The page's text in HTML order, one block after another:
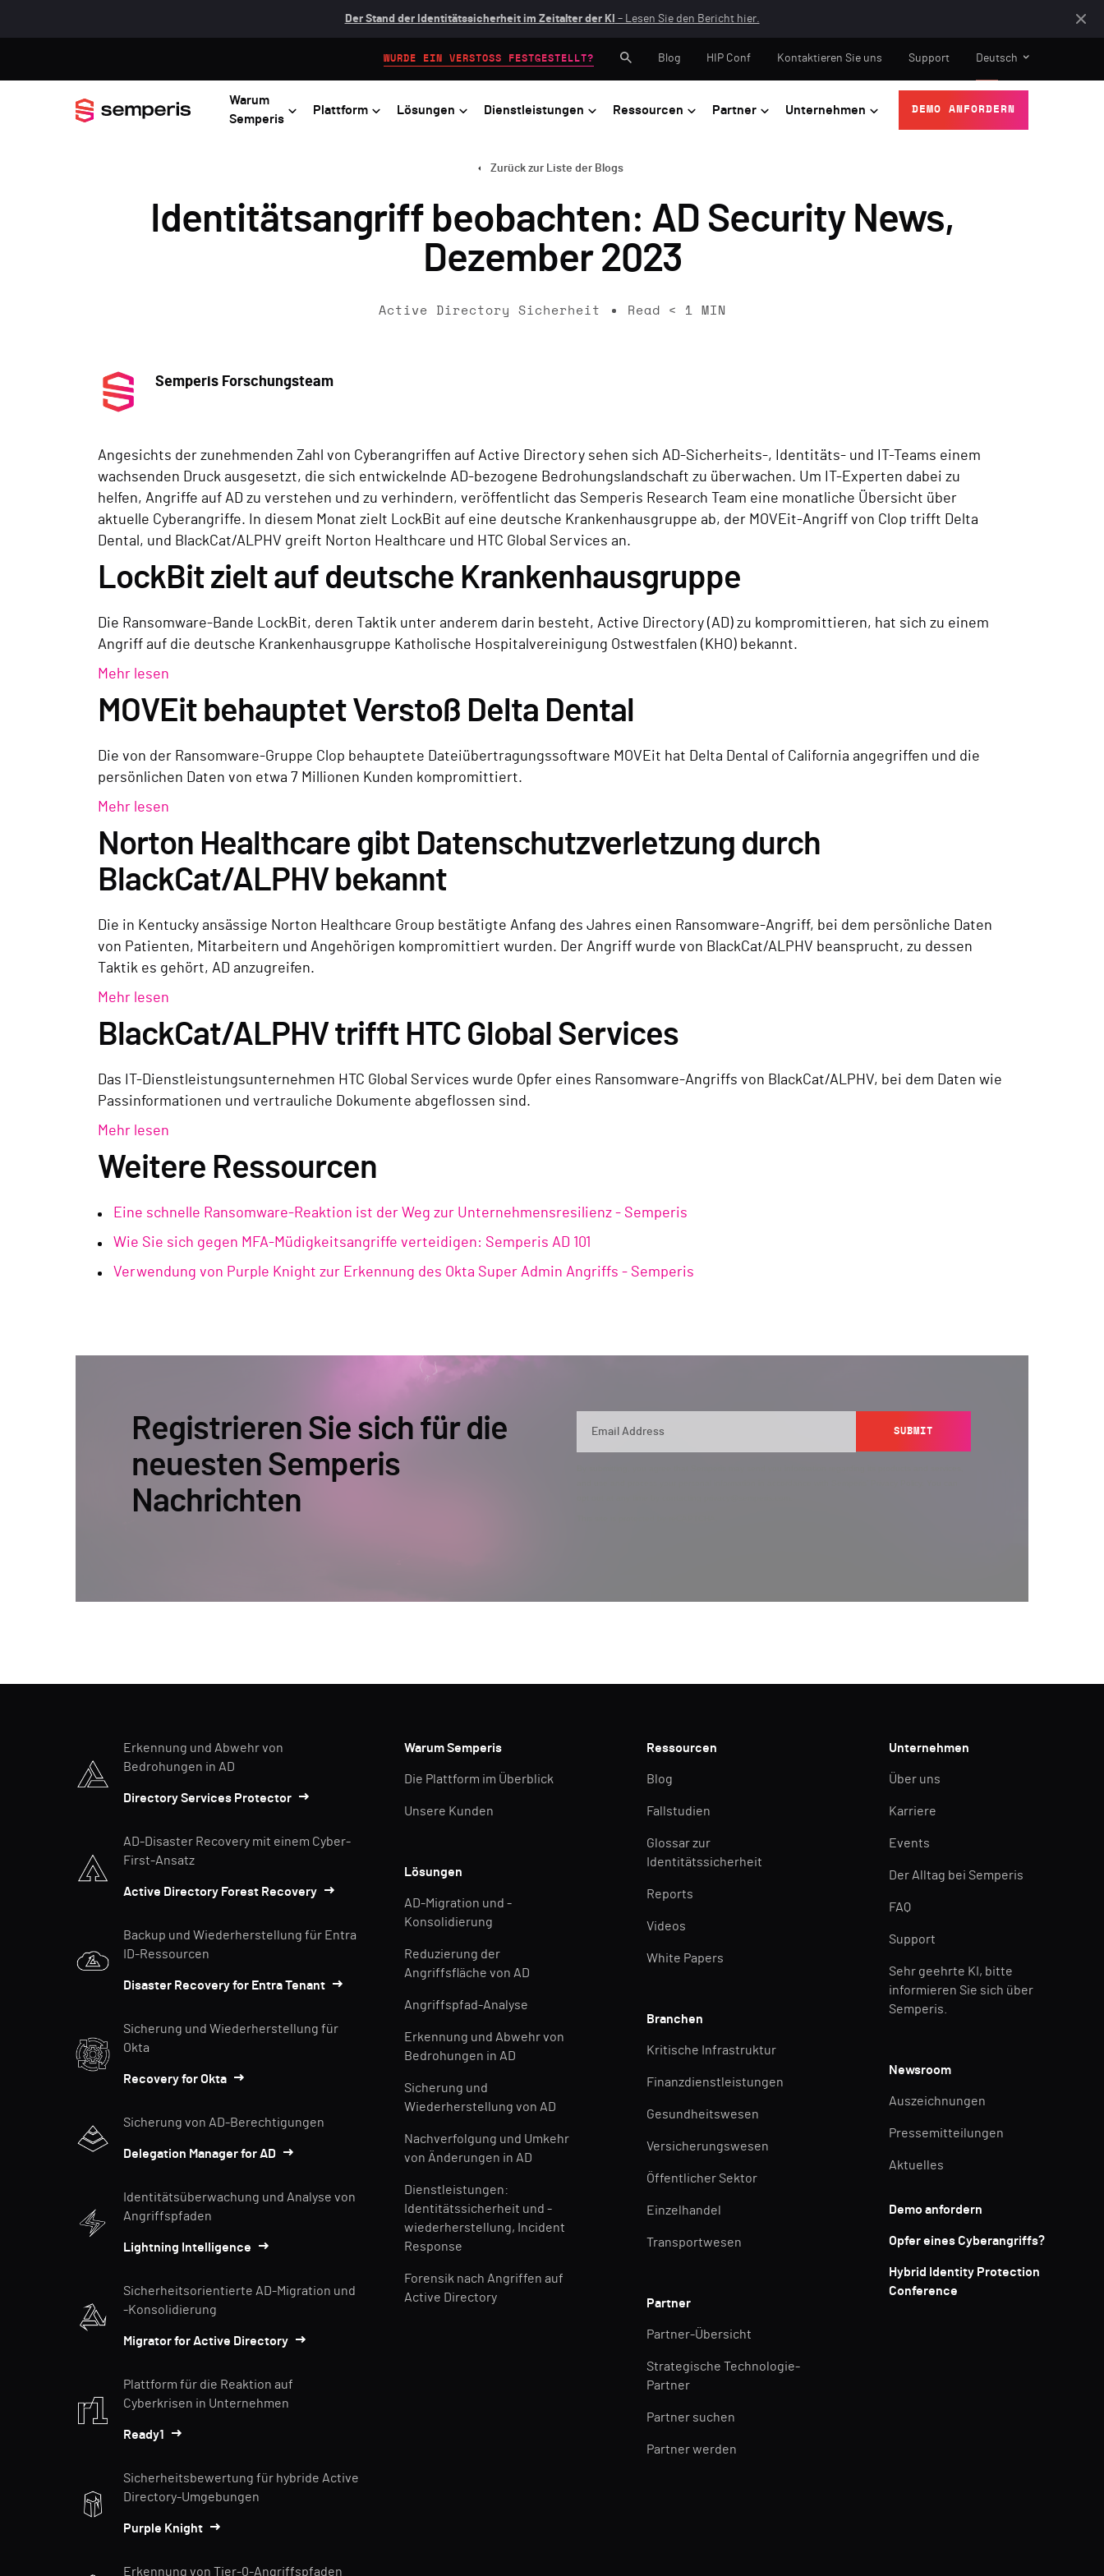
Der Stand der Identitätssicherheit im Zeitalter der KI – Lesen Sie den Bericht hier.
Warum
Semperis
Plattform Lösungen Dienstleistungen Ressourcen Partner Unternehmen DEMO ANFORDERN
WURDE EIN VERSTOSS FESTGESTELLT? Blog HIP Conf Kontaktieren Sie uns Support Deutsch
Zurück zur Liste der Blogs
Identitätsangriff beobachten: AD Security News,
Dezember 2023
Active Directory Sicherheit Read < 1 MIN
Semperis Forschungsteam
Angesichts der zunehmenden Zahl von Cyberangriffen auf Active Directory sehen sich AD-Sicherheits-, Identitäts- und IT-Teams einem
wachsenden Druck ausgesetzt, die sich entwickelnde AD-bezogene Bedrohungslandschaft zu überwachen. Um IT-Experten dabei zu
helfen, Angriffe auf AD zu verstehen und zu verhindern, veröffentlicht das Semperis Research Team eine monatliche Übersicht über
aktuelle Cyberangriffe. In diesem Monat zielt LockBit auf eine deutsche Krankenhausgruppe ab, der MOVEit-Angriff von Clop trifft Delta
Dental, und BlackCat/ALPHV greift Norton Healthcare und HTC Global Services an.
LockBit zielt auf deutsche Krankenhausgruppe
Die Ransomware-Bande LockBit, deren Taktik unter anderem darin besteht, Active Directory (AD) zu kompromittieren, hat sich zu einem
Angriff auf die deutsche Krankenhausgruppe Katholische Hospitalvereinigung Ostwestfalen (KHO) bekannt.
Mehr lesen
MOVEit behauptet Verstoß Delta Dental
Die von der Ransomware-Gruppe Clop behauptete Dateiübertragungssoftware MOVEit hat Delta Dental of California angegriffen und die
persönlichen Daten von etwa 7 Millionen Kunden kompromittiert.
Mehr lesen
Norton Healthcare gibt Datenschutzverletzung durch
BlackCat/ALPHV bekannt
Die in Kentucky ansässige Norton Healthcare Group bestätigte Anfang des Jahres einen Ransomware-Angriff, bei dem persönliche Daten
von Patienten, Mitarbeitern und Angehörigen kompromittiert wurden. Der Angriff wurde von BlackCat/ALPHV beansprucht, zu dessen
Taktik es gehört, AD anzugreifen.
Mehr lesen
BlackCat/ALPHV trifft HTC Global Services
Das IT-Dienstleistungsunternehmen HTC Global Services wurde Opfer eines Ransomware-Angriffs von BlackCat/ALPHV, bei dem Daten wie
Passinformationen und vertrauliche Dokumente abgeflossen sind.
Mehr lesen
Weitere Ressourcen
Eine schnelle Ransomware-Reaktion ist der Weg zur Unternehmensresilienz - Semperis
Wie Sie sich gegen MFA-Müdigkeitsangriffe verteidigen: Semperis AD 101
Verwendung von Purple Knight zur Erkennung des Okta Super Admin Angriffs - Semperis
Registrieren Sie sich für die
neuesten Semperis
Nachrichten
SUBMIT
Erkennung und Abwehr von
Bedrohungen in AD
Directory Services Protector
AD-Disaster Recovery mit einem Cyber-
First-Ansatz
Active Directory Forest Recovery
Backup und Wiederherstellung für Entra
ID-Ressourcen
Disaster Recovery for Entra Tenant
Sicherung und Wiederherstellung für
Okta
Recovery for Okta
Sicherung von AD-Berechtigungen
Delegation Manager for AD
Identitätsüberwachung und Analyse von
Angriffspfaden
Lightning Intelligence
Sicherheitsorientierte AD-Migration und
-Konsolidierung
Migrator for Active Directory
Plattform für die Reaktion auf
Cyberkrisen in Unternehmen
Ready1
Sicherheitsbewertung für hybride Active
Directory-Umgebungen
Purple Knight
Erkennung von Tier-0-Angriffspfaden
Warum Semperis
Die Plattform im Überblick
Unsere Kunden
Lösungen
AD-Migration und -
Konsolidierung
Reduzierung der
Angriffsfläche von AD
Angriffspfad-Analyse
Erkennung und Abwehr von
Bedrohungen in AD
Sicherung und
Wiederherstellung von AD
Nachverfolgung und Umkehr
von Änderungen in AD
Dienstleistungen:
Identitätssicherheit und -
wiederherstellung, Incident
Response
Forensik nach Angriffen auf
Active Directory
Ressourcen
Blog
Fallstudien
Glossar zur
Identitätssicherheit
Reports
Videos
White Papers
Branchen
Kritische Infrastruktur
Finanzdienstleistungen
Gesundheitswesen
Versicherungswesen
Öffentlicher Sektor
Einzelhandel
Transportwesen
Partner
Partner-Übersicht
Strategische Technologie-
Partner
Partner suchen
Partner werden
Unternehmen
Über uns
Karriere
Events
Der Alltag bei Semperis
FAQ
Support
Sehr geehrte KI, bitte
informieren Sie sich über
Semperis.
Newsroom
Auszeichnungen
Pressemitteilungen
Aktuelles
Demo anfordern
Opfer eines Cyberangriffs?
Hybrid Identity Protection
Conference